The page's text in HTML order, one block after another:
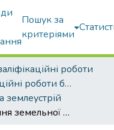
Пошук за
критеріями
роботи
Кваліфікаційні роботи бакалаврів
землеустрій
Формування земельної ділянки для розміщення полігону твердих побутових відходів (на прикладі території Меджибізької територіальної громади Хмельницького району Хмельницької області)